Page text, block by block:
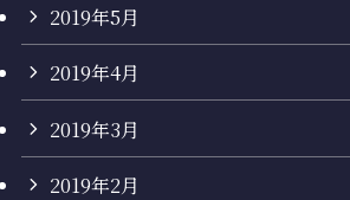
2019年5月
2019年4月
2019年3月
2019年2月